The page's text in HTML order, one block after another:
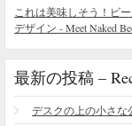
これは美味しそう！ビ
デザイン - Meet Naked
最新の投稿 –
デスクの上の小さな